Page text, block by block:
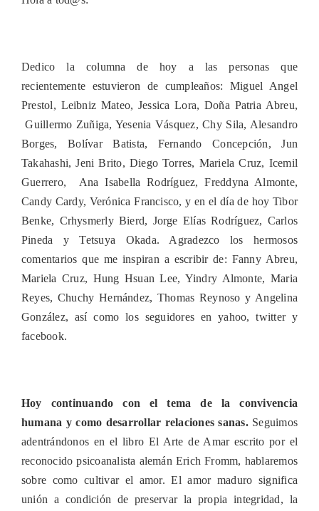
CON
COMO
CUIDAR
EL
AMOR
Dedico la columna de hoy a las personas que
recientemente estuvieron de cumpleaños: Miguel Angel
Prestol, Leibniz Mateo, Jessica Lora, Doña Patria Abreu,
Guillermo Zuñiga, Yesenia Vásquez, Chy Sila, Alesandro
Borges, Bolívar Batista, Fernando Concepción, Jun
Takahashi, Jeni Brito, Diego Torres, Mariela Cruz, Icemil
Guerrero, Ana Isabella Rodríguez, Freddyna Almonte,
Candy Cardy, Verónica Francisco, y en el día de hoy Tibor
Benke, Crhysmerly Bierd, Jorge Elías Rodríguez, Carlos
Pineda y Tetsuya Okada. Agradezco los hermosos
comentarios que me inspiran a escribir de: Fanny Abreu,
Mariela Cruz, Hung Hsuan Lee, Yindry Almonte, Maria
Reyes, Chuchy Hernández, Thomas Reynoso y Angelina
González, así como los seguidores en yahoo, twitter y
facebook.
Hoy continuando con el tema de la convivencia
humana y como desarrollar relaciones sanas. Seguimos
adentrándonos en el libro El Arte de Amar escrito por el
reconocido psicoanalista alemán Erich Fromm, hablaremos
sobre como cultivar el amor. El amor maduro significa
unión a condición de preservar la propia integridad, la